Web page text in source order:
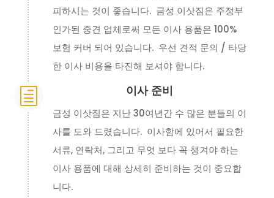
피하시는 것이 좋습니다. 금성 이삿짐은 주정부
인가된 중견 업체로써 모든 이사 용품은 100%
보험 커버 되어 있습니다. 우선 견적 문의 / 타당
한 이사 비용을 타진해 보셔야 합니다.
h 이사 준비
금성 이삿짐은 지난 30여년간 수 많은 분들의 이
사를 도와 드렸습니다. 이사함에 있어서 필요한
서류, 연락처, 그리고 무엇 보다 꼭 챙겨야 하는
이사 용품에 대해 상세히 준비하는 것이 중요합
니다.